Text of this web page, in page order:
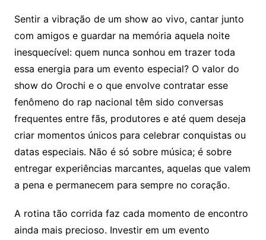
Sentir a vibração de um show ao vivo, cantar junto
com amigos e guardar na memória aquela noite
inesquecível: quem nunca sonhou em trazer toda
essa energia para um evento especial? O valor do
show do Orochi e o que envolve contratar esse
fenômeno do rap nacional têm sido conversas
frequentes entre fãs, produtores e até quem deseja
criar momentos únicos para celebrar conquistas ou
datas especiais. Não é só sobre música; é sobre
entregar experiências marcantes, aquelas que valem
a pena e permanecem para sempre no coração.
A rotina tão corrida faz cada momento de encontro
ainda mais precioso. Investir em um evento